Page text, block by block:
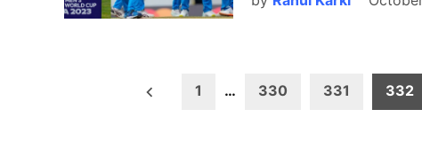
Posts
1 … 330 331 332